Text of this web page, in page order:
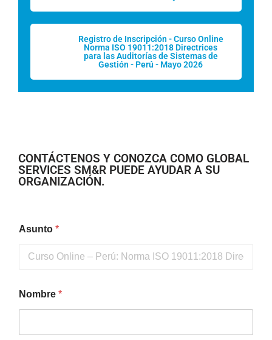
Registro de Inscripción - Curso Online
Norma ISO 19011:2018 Directrices
para las Auditorías de Sistemas de
Gestión - Perú - Mayo 2026
CONTÁCTENOS Y CONOZCA COMO GLOBAL
SERVICES SM&R PUEDE AYUDAR A SU
ORGANIZACIÓN.
Asunto *
Nombre *